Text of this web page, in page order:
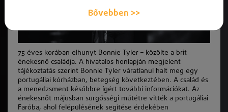
75 éves korában elhunyt Bonnie Tyler – közölte a brit
énekesnő családja. A hivatalos honlapján megjelent
tájékoztatás szerint Bonnie Tyler váratlanul halt meg egy
portugáliai kórházban, betegség következtében. A család és
a menedzsment későbbre ígért további információkat. Az
énekesnőt májusban sürgősségi műtétre vitték a portugáliai
Faróba, ahol felépülésének segítése érdekében
Bővebben >>